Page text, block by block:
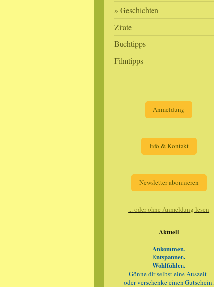
Geschichten
Zitate
Buchtipps
Filmtipps
Anmeldung
Info & Kontakt
Newsletter abonnieren
... oder ohne Anmeldung lesen
Aktuell
Ankommen.
Entspannen.
Wohlfühlen.
Gönne dir selbst eine Auszeit
oder verschenke einen Gutschein.